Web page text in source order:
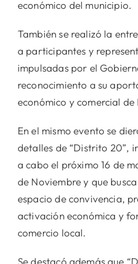
económico del municipio.
También se realizó la
a participantes y
impulsadas por el
reconocimiento a su
económico y comercial de
En el mismo evento se
detalles de “Distrito 20”,
a cabo el próximo 16 de
de Noviembre y que
espacio de convivencia,
activación económica y
comercio local.
Se destacó además que